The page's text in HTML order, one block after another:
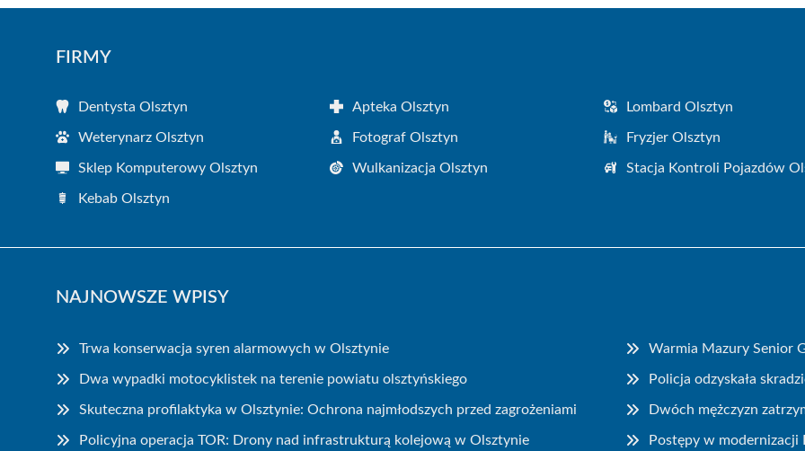
FIRMY
Dentysta Olsztyn Apteka Olsztyn Lombard Olsztyn
Weterynarz Olsztyn Fotograf Olsztyn Fryzjer Olsztyn
Sklep Komputerowy Olsztyn Wulkanizacja Olsztyn Stacja Kontroli Pojazdów
Kebab Olsztyn
NAJNOWSZE WPISY
Trwa konserwacja syren alarmowych w Olsztynie Warmia Mazury Senior
Dwa wypadki motocyklistek na terenie powiatu olsztyńskiego Policja odzyskała
Skuteczna profilaktyka w Olsztynie: Ochrona najmłodszych przed zagrożeniami Dwóch mężczyzn
Policyjna operacja TOR: Drony nad infrastrukturą kolejową w Olsztynie Postępy w modernizacji